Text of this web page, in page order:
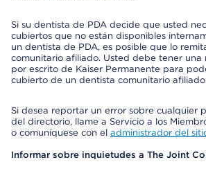
Si su dentista de PDA decide que usted
cubiertos que no están disponibles
un dentista de PDA, es posible que lo
comunitario afiliado. Usted debe tener una
por escrito de Kaiser Permanente para
cubierto de un dentista comunitario
Si desea reportar un error sobre cualquier
del directorio, llame a Servicio a los
o comuníquese con el administrador del
Informar sobre inquietudes a The Joint